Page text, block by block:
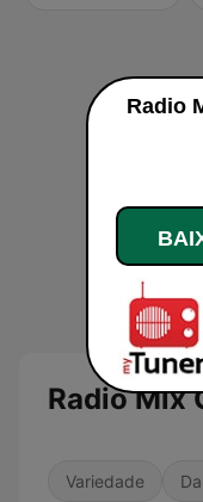
Radio Mix
Variedade
Radio